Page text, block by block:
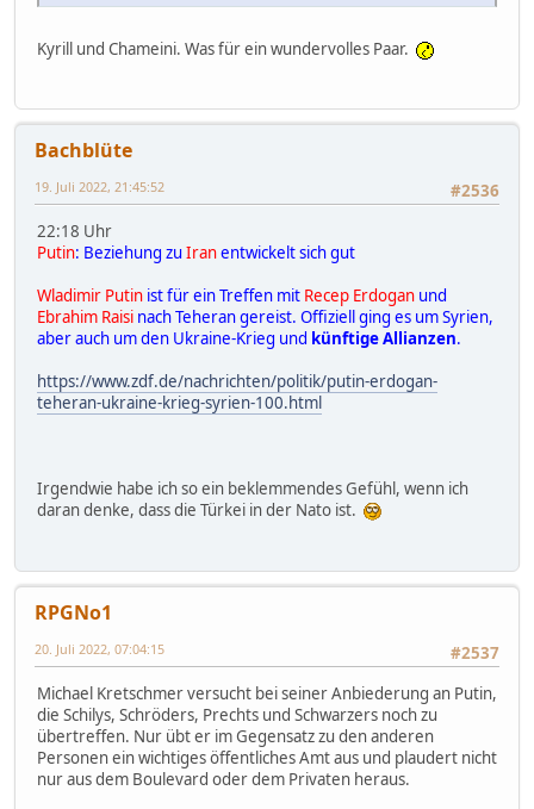
Kyrill und Chameini. Was für ein wundervolles Paar.
Bachblüte
#2536
19. Juli 2022, 21:45:52
22:18 Uhr
Putin: Beziehung zuIranentwickelt sich gut
Wladimir Putin ist für ein Treffen mit Recep Erdogan und
Ebrahim Raisi nach Teheran gereist. Offiziell ging es um Syrien,
aber auch um den Ukraine-Krieg und künftige Allianzen.
https://www.zdf.de/nachrichten/politik/putin-erdogan-
teheran-ukraine-krieg-syrien-100.html
Irgendwie habe ich so ein beklemmendes Gefühl, wenn ich
daran denke, dass die Türkei in der Nato ist.
RPGNo1
#2537
20. Juli 2022, 07:04:15
Michael Kretschmer versucht bei seiner Anbiederung an Putin,
die Schilys, Schröders, Prechts und Schwarzers noch zu
übertreffen. Nur übt er im Gegensatz zu den anderen
Personen ein wichtiges öffentliches Amt aus und plaudert nicht
nur aus dem Boulevard oder dem Privaten heraus.